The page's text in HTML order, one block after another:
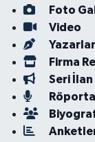
Foto
Video
Yazarlar
Firma
Seri İlan